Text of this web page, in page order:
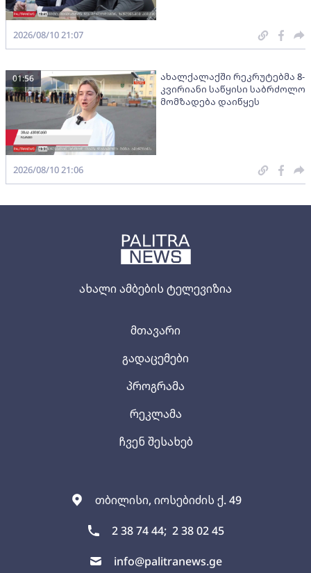
ახალი ამბების ტელევიზია
თბილისი, იოსებიძის ქ. 49
2 38 74 44; 2 38 02 45
info@palitranews.ge
მთავარი
გადაცემები
პროგრამა
რეკლამა
ჩვენ შესახებ
2026/08/10 21:07
ახალქალაქში რეკრუტებმა 8-
კვირიანი საწყისი საბრძოლო
მომზადება დაიწყეს
01:56
2026/08/10 21:06